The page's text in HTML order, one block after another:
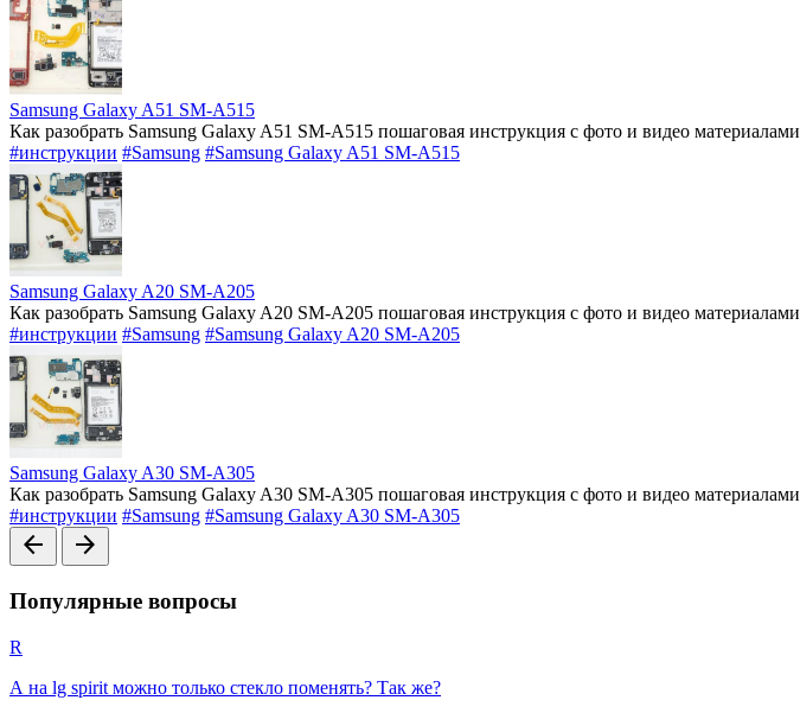
Samsung Galaxy A51 SM-A515
Как разобрать Samsung Galaxy A51 SM-A515 пошаговая инструкция с фото и видео материалами
#инструкции #Samsung #Samsung Galaxy A51 SM-A515
Samsung Galaxy A20 SM-A205
Как разобрать Samsung Galaxy A20 SM-A205 пошаговая инструкция с фото и видео материалами
#инструкции #Samsung #Samsung Galaxy A20 SM-A205
Samsung Galaxy A30 SM-A305
Как разобрать Samsung Galaxy A30 SM-A305 пошаговая инструкция с фото и видео материалами
#инструкции #Samsung #Samsung Galaxy A30 SM-A305
arrow_back arrow_forward
Популярные вопросы
R
А на lg spirit можно только стекло поменять? Так же?